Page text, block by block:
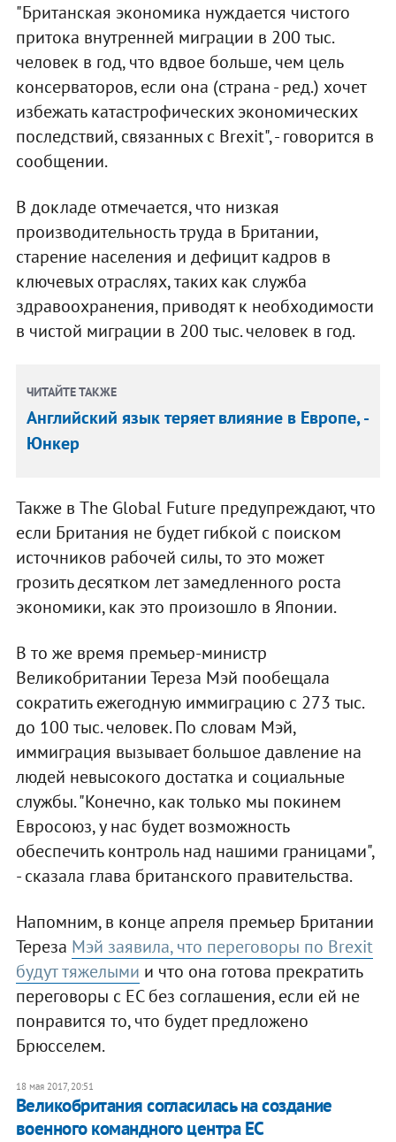
"Британская экономика нуждается чистого
притока внутренней миграции в 200 тыс.
человек в год, что вдвое больше, чем цель
консерваторов, если она (страна - ред.) хочет
избежать катастрофических экономических
последствий, связанных с Brexit", - говорится в
сообщении.
В докладе отмечается, что низкая
производительность труда в Британии,
старение населения и дефицит кадров в
ключевых отраслях, таких как служба
здравоохранения, приводят к необходимости
в чистой миграции в 200 тыс. человек в год.
ЧИТАЙТЕ ТАКЖЕ
Английский язык теряет влияние в Европе, -
Юнкер
Также в The Global Future предупреждают, что
если Британия не будет гибкой с поиском
источников рабочей силы, то это может
грозить десятком лет замедленного роста
экономики, как это произошло в Японии.
В то же время премьер-министр
Великобритании Тереза Мэй пообещала
сократить ежегодную иммиграцию с 273 тыс.
до 100 тыс. человек. По словам Мэй,
иммиграция вызывает большое давление на
людей невысокого достатка и социальные
службы. "Конечно, как только мы покинем
Евросоюз, у нас будет возможность
обеспечить контроль над нашими границами",
- сказала глава британского правительства.
Напомним, в конце апреля премьер Британии
Тереза Мэй заявила, что переговоры по Brexit
будут тяжелыми и что она готова прекратить
переговоры с ЕС без соглашения, если ей не
понравится то, что будет предложено
Брюсселем.
18 мая 2017, 20:51
Великобритания согласилась на создание
военного командного центра ЕС